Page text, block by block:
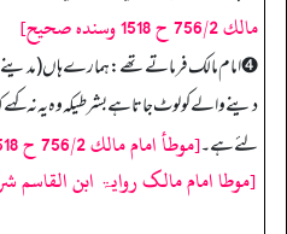
مالك 756/2 ح 1518 وسنده صحيح]
➍ امام مالک فرماتے تھے: ہمارے ہاں
دینے والے کو لوٹ جاتا ہے بشرطیکہ وہ یہ نہ
لئے ہے۔[موطأ امام مالك 756/2 ح 1518 وسنده صحيح]
[موطا امام مالک روایۃ ابن